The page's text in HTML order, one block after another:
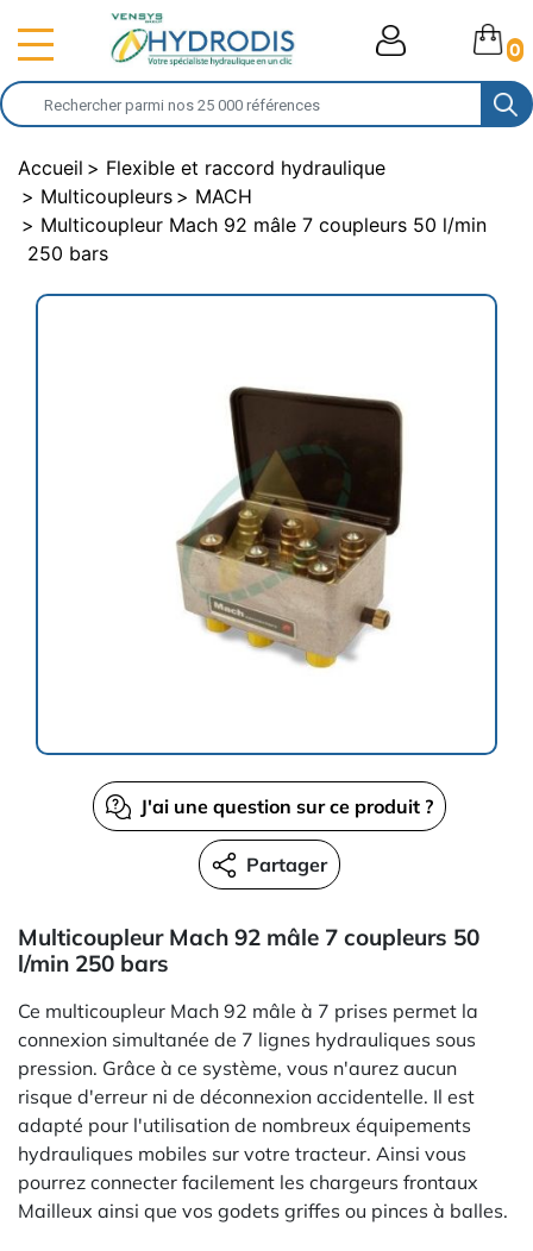
0
Accueil
Flexible et raccord hydraulique
Multicoupleurs
MACH
Multicoupleur Mach 92 mâle 7 coupleurs 50 l/min
250 bars
J'ai une question sur ce produit ?
Partager
Multicoupleur Mach 92 mâle 7 coupleurs 50
l/min 250 bars
Ce multicoupleur Mach 92 mâle à 7 prises permet la
connexion simultanée de 7 lignes hydrauliques sous
pression. Grâce à ce système, vous n'aurez aucun
risque d'erreur ni de déconnexion accidentelle. Il est
adapté pour l'utilisation de nombreux équipements
hydrauliques mobiles sur votre tracteur. Ainsi vous
pourrez connecter facilement les chargeurs frontaux
Mailleux ainsi que vos godets griffes ou pinces à balles.